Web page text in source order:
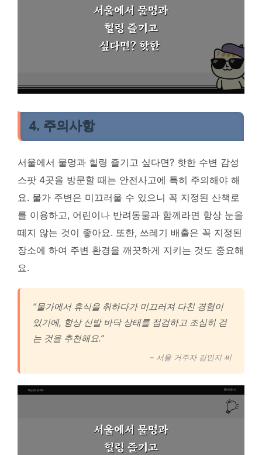
4. 주의사항
서울에서 물멍과 힐링 즐기고 싶다면? 핫한 수변 감성
스팟 4곳을 방문할 때는 안전사고에 특히 주의해야 해
요. 물가 주변은 미끄러울 수 있으니 꼭 지정된 산책로
를 이용하고, 어린이나 반려동물과 함께라면 항상 눈을
떼지 않는 것이 좋아요. 또한, 쓰레기 배출은 꼭 지정된
장소에 하여 주변 환경을 깨끗하게 지키는 것도 중요해
요.
“물가에서 휴식을 취하다가 미끄러져 다친 경험이
있기에, 항상 신발 바닥 상태를 점검하고 조심히 걷
는 것을 추천해요.”
– 서울 거주자 김민지 씨